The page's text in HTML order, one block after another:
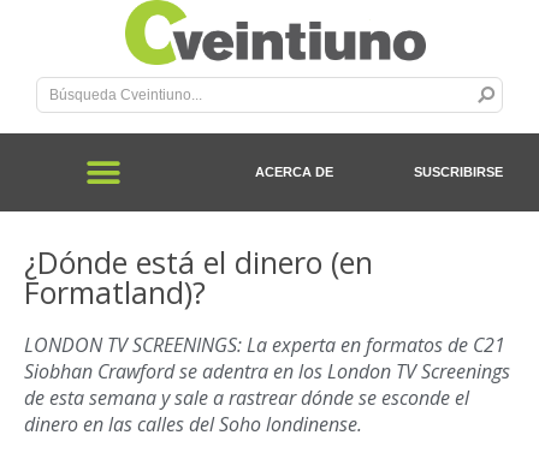
ACERCA DE SUSCRIBIRSE
¿Dónde está el dinero (en
Formatland)?
LONDON TV SCREENINGS: La experta en formatos de C21
Siobhan Crawford se adentra en los London TV Screenings
de esta semana y sale a rastrear dónde se esconde el
dinero en las calles del Soho londinense.